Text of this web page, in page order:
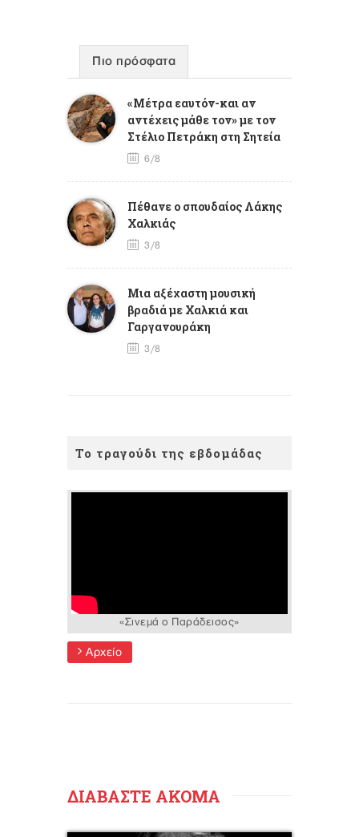
Πιο πρόσφατα
«Μέτρα εαυτόν-και αν
αντέχεις μάθε τον» με τον
Στέλιο Πετράκη στη Σητεία
6/8
Πέθανε ο σπουδαίος Λάκης
Χαλκιάς
3/8
Mια αξέχαστη μουσική
βραδιά με Χαλκιά και
Γαργανουράκη
3/8
Το τραγούδι της εβδομάδας
«Σινεμά ο Παράδεισος»
Αρχείο
ΔΙΑΒΑΣΤΕ ΑΚΟΜΑ